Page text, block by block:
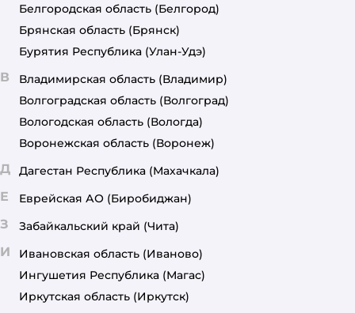
Белгородская область (Белгород)
Брянская область (Брянск)
Бурятия Республика (Улан-Удэ)
В Владимирская область (Владимир)
Волгоградская область (Волгоград)
Вологодская область (Вологда)
Воронежская область (Воронеж)
Д Дагестан Республика (Махачкала)
Е Еврейская АО (Биробиджан)
З Забайкальский край (Чита)
И Ивановская область (Иваново)
Ингушетия Республика (Магас)
Иркутская область (Иркутск)